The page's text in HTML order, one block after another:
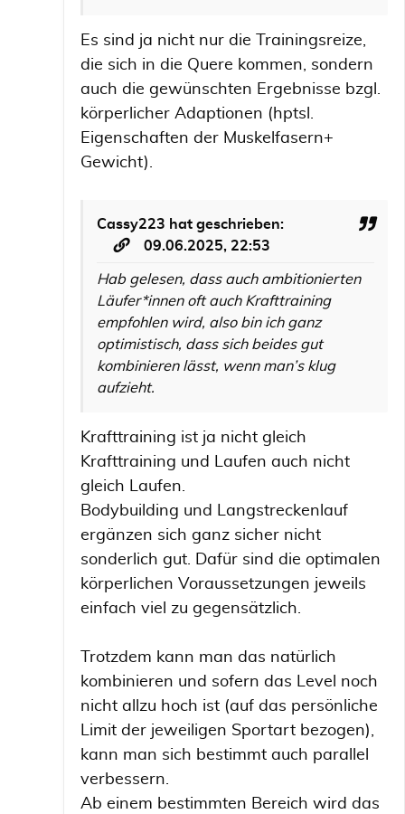
Es sind ja nicht nur die Trainingsreize,
die sich in die Quere kommen, sondern
auch die gewünschten Ergebnisse bzgl.
körperlicher Adaptionen (hptsl.
Eigenschaften der Muskelfasern+
Gewicht).
Cassy223 hat geschrieben:
09.06.2025, 22:53
Hab gelesen, dass auch ambitionierten
Läufer*innen oft auch Krafttraining
empfohlen wird, also bin ich ganz
optimistisch, dass sich beides gut
kombinieren lässt, wenn man’s klug
aufzieht.
Krafttraining ist ja nicht gleich
Krafttraining und Laufen auch nicht
gleich Laufen.
Bodybuilding und Langstreckenlauf
ergänzen sich ganz sicher nicht
sonderlich gut. Dafür sind die optimalen
körperlichen Voraussetzungen jeweils
einfach viel zu gegensätzlich.
Trotzdem kann man das natürlich
kombinieren und sofern das Level noch
nicht allzu hoch ist (auf das persönliche
Limit der jeweiligen Sportart bezogen),
kann man sich bestimmt auch parallel
verbessern.
Ab einem bestimmten Bereich wird das